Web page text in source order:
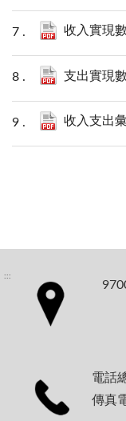
收入實現
支出實現
收入支出
:::
電話
傳真